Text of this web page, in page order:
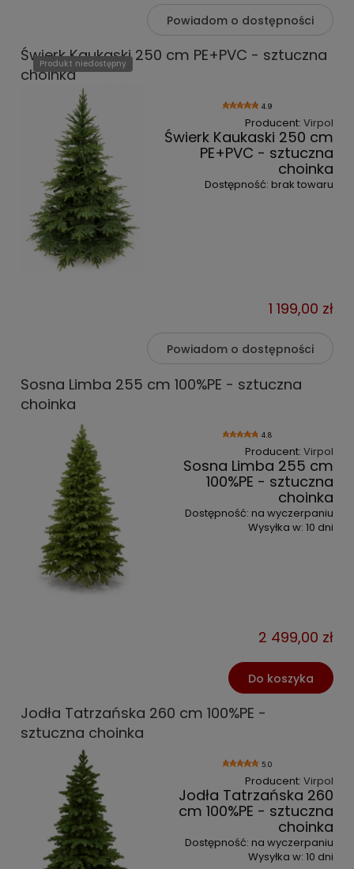
Powiadom o dostępności
Świerk Kaukaski 250 cm PE+PVC - sztuczna
choinka
4.9
Producent: Virpol
Świerk Kaukaski 250 cm
PE+PVC - sztuczna
choinka
Dostępność: brak towaru
1 199,00 zł
Powiadom o dostępności
Produkt niedostępny
Sosna Limba 255 cm 100%PE - sztuczna
choinka
4.8
Producent: Virpol
Sosna Limba 255 cm
100%PE - sztuczna
choinka
Dostępność: na wyczerpaniu
Wysyłka w: 10 dni
2 499,00 zł
Do koszyka
Jodła Tatrzańska 260 cm 100%PE -
sztuczna choinka
5.0
Producent: Virpol
Jodła Tatrzańska 260
cm 100%PE - sztuczna
choinka
Dostępność: na wyczerpaniu
Wysyłka w: 10 dni